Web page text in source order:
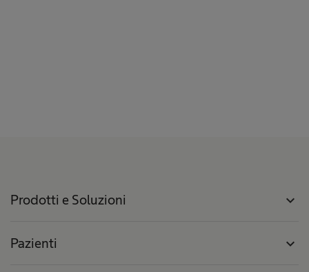
Prodotti e Soluzioni expand_more
Pazienti expand_more